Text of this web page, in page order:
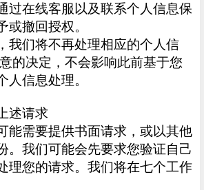
过在线客服以及联系个人信息保
或撤回授权。
我们将不再处理相应的个人信
的决定，不会影响此前基于您
人信息处理。
述请求
能需要提供书面请求，或以其他
。我们可能会先要求您验证自己
理您的请求。我们将在七个工作